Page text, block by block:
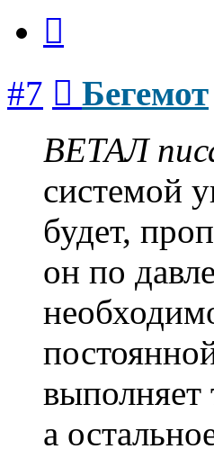
#7 Бегемот
ВЕТАЛ
системой
будет,
он по
выполняет
а